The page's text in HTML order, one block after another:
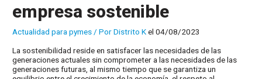
empresa sostenible
Actualidad para pymes / PorDistrito Kel 04/08/2023
La sostenibilidad reside en satisfacer las necesidades de las
generaciones actuales sin comprometer a las necesidades de las
generaciones futuras, al mismo tiempo que se garantiza un